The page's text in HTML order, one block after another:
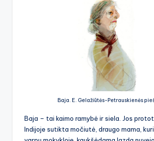
Baja. E. Gelažiūtės-Petrauskienės
Baja – tai kaimo ramybė ir siela. Jos
Indijoje sutikta močiutė, draugo mama,